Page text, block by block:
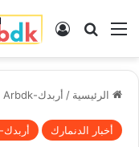
القائمة بحث عنتسجيل
الرئيسية / أربدك-Arbdk
أخبار الدنمارك أربدك-Arbdk